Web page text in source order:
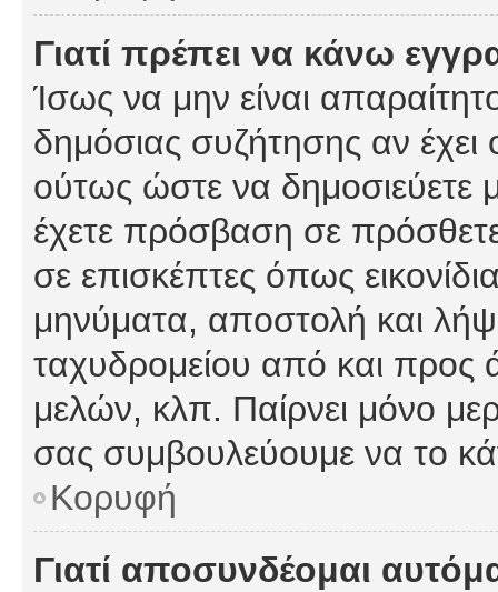
Γιατί πρέπει να κάνω
Ίσως να μην είναι
δημόσιας συζήτησης αν έχει
ούτως ώστε να δημοσιεύετε
έχετε πρόσβαση σε
σε επισκέπτες όπως
μηνύματα, αποστολή και
ταχυδρομείου από και προς
μελών, κλπ. Παίρνει μόνο
σας συμβουλεύουμε να το
Κορυφή
Γιατί αποσυνδέομαι